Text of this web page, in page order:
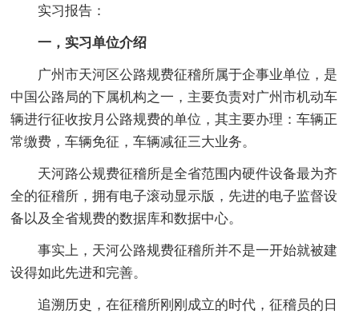
实习报告：
一，实习单位介绍
广州市天河区公路规费征稽所属于企事业单位，是
中国公路局的下属机构之一，主要负责对广州市机动车
辆进行征收按月公路规费的单位，其主要办理：车辆正
常缴费，车辆免征，车辆减征三大业务。
天河路公规费征稽所是全省范围内硬件设备最为齐
全的征稽所，拥有电子滚动显示版，先进的电子监督设
备以及全省规费的数据库和数据中心。
事实上，天河公路规费征稽所并不是一开始就被建
设得如此先进和完善。
追溯历史，在征稽所刚刚成立的时代，征稽员的日